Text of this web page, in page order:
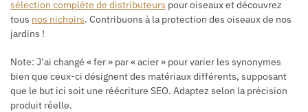
sélection complète de distributeurs pour oiseaux et découvrez
tous nos nichoirs. Contribuons à la protection des oiseaux de nos
jardins !
Note: J’ai changé « fer » par « acier » pour varier les synonymes
bien que ceux-ci désignent des matériaux différents, supposant
que le but ici soit une réécriture SEO. Adaptez selon la précision
produit réelle.